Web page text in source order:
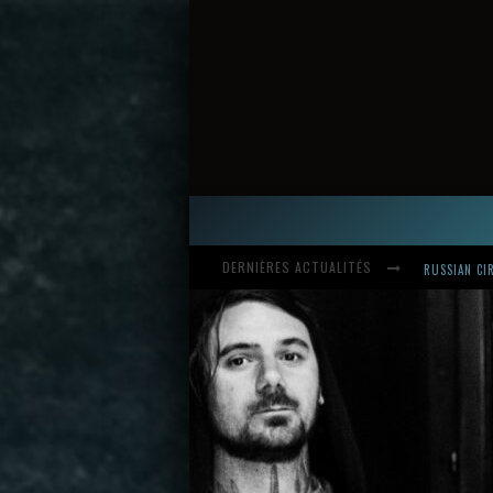
DERNIÈRES ACTUALITÉS
STREAM